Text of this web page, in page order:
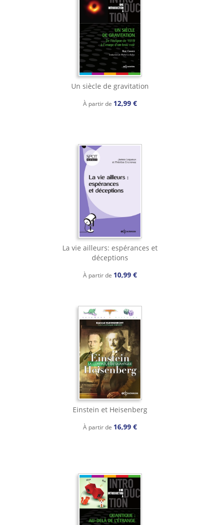
Un siècle de gravitation
À partir de 12,99 €
La vie ailleurs: espérances et
déceptions
À partir de 10,99 €
Einstein et Heisenberg
À partir de 16,99 €